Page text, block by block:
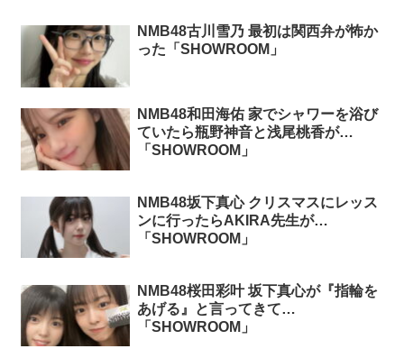
NMB48古川雪乃 最初は関西弁が怖か
った「SHOWROOM」
NMB48和田海佑 家でシャワーを浴び
ていたら瓶野神音と浅尾桃香が…
「SHOWROOM」
NMB48坂下真心 クリスマスにレッス
ンに行ったらAKIRA先生が…
「SHOWROOM」
NMB48桜田彩叶 坂下真心が『指輪を
あげる』と言ってきて…
「SHOWROOM」